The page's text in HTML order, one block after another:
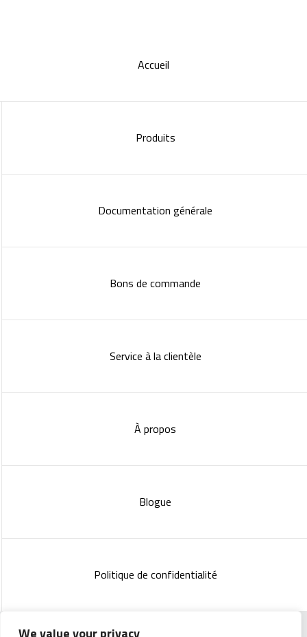
We value your privacy
Accueil
Produits
Documentation générale
Bons de commande
Service à la clientèle
À propos
Blogue
Politique de confidentialité